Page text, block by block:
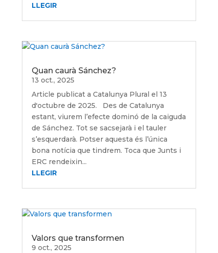
LLEGIR
Quan caurà Sánchez?
13 oct., 2025
Article publicat a Catalunya Plural el 13
d'octubre de 2025. Des de Catalunya
estant, viurem l’efecte dominó de la caiguda
de Sánchez. Tot se sacsejarà i el tauler
s’esquerdarà. Potser aquesta és l’única
bona notícia que tindrem. Toca que Junts i
ERC rendeixin...
LLEGIR
Valors que transformen
9 oct., 2025